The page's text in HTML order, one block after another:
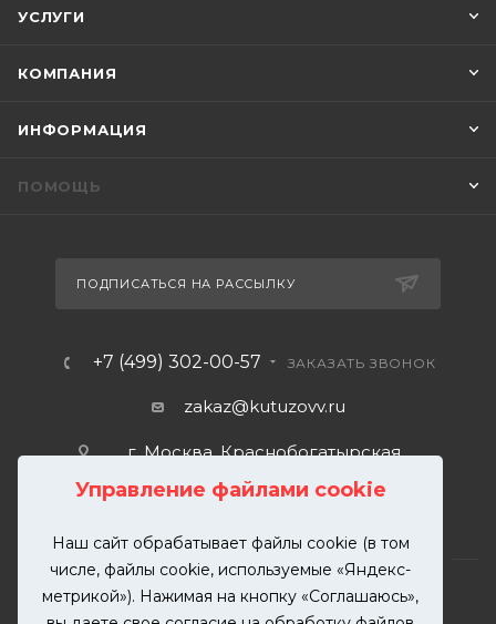
Управление файлами cookie
Наш сайт обрабатывает файлы cookie (в том
числе, файлы cookie, используемые «Яндекс-
метрикой»). Нажимая на кнопку «Соглашаюсь»,
УСЛУГИ
КОМПАНИЯ
ИНФОРМАЦИЯ
ПОМОЩЬ
ПОДПИСАТЬСЯ НА РАССЫЛКУ
+7 (499) 302-00-57 ЗАКАЗАТЬ ЗВОНОК
zakaz@kutuzovv.ru
г. Москва, Краснобогатырская